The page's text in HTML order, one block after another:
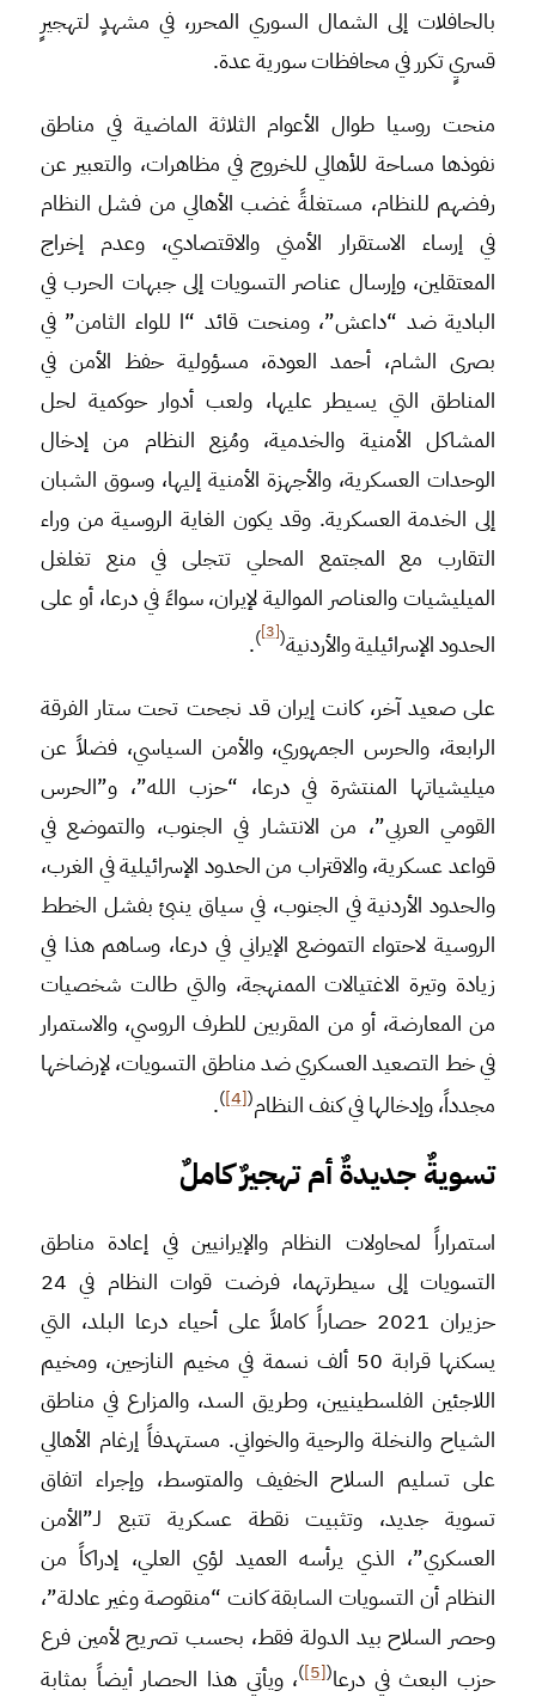
بالحافلات إلى الشمال السوري المحرر، في مشهدٍ لتهجيرٍ
قسريٍ تكرر في محافظات سورية عدة.
منحت روسيا طوال الأعوام الثلاثة الماضية في مناطق
نفوذها مساحة للأهالي للخروج في مظاهرات، والتعبير عن
رفضهم للنظام، مستغلةً غضب الأهالي من فشل النظام
في إرساء الاستقرار الأمني والاقتصادي، وعدم إخراج
المعتقلين، وإرسال عناصر التسويات إلى جبهات الحرب في
البادية ضد “داعش”، ومنحت قائد “ا للواء الثامن” في
بصرى الشام، أحمد العودة، مسؤولية حفظ الأمن في
المناطق التي يسيطر عليها، ولعب أدوار حوكمية لحل
المشاكل الأمنية والخدمية، ومُنِع النظام من إدخال
الوحدات العسكرية، والأجهزة الأمنية إليها، وسوق الشبان
إلى الخدمة العسكرية. وقد يكون الغاية الروسية من وراء
التقارب مع المجتمع المحلي تتجلى في منع تغلغل
الميليشيات والعناصر الموالية لإيران، سواءً في درعا، أو على
الحدود الإسرائيلية والأردنية(
[3]
)
.
على صعيد آخر، كانت إيران قد نجحت تحت ستار الفرقة
الرابعة، والحرس الجمهوري، والأمن السياسي، فضلاً عن
ميليشياتها المنتشرة في درعا، “حزب الله”، و”الحرس
القومي العربي”، من الانتشار في الجنوب، والتموضع في
قواعد عسكرية، والاقتراب من الحدود الإسرائيلية في الغرب،
والحدود الأردنية في الجنوب، في سياق ينبئ بفشل الخطط
الروسية لاحتواء التموضع الإيراني في درعا، وساهم هذا في
زيادة وتيرة الاغتيالات الممنهجة، والتي طالت شخصيات
من المعارضة، أو من المقربين للطرف الروسي، والاستمرار
في خط التصعيد العسكري ضد مناطق التسويات، لإرضاخها
مجدداً، وإدخالها في كنف النظام(
[4]
)
.
تسويةٌ جديدةٌ أم تهجيرٌ كاملٌ
استمراراً لمحاولات النظام والإيرانيين في إعادة مناطق
التسويات إلى سيطرتهما، فرضت قوات النظام في 24
حزيران 2021 حصاراً كاملاً على أحياء درعا البلد، التي
يسكنها قرابة 50 ألف نسمة في مخيم النازحين، ومخيم
اللاجئين الفلسطينيين، وطريق السد، والمزارع في مناطق
الشياح والنخلة والرحية والخواني. مستهدفاً إرغام الأهالي
على تسليم السلاح الخفيف والمتوسط، وإجراء اتفاق
تسوية جديد، وتثبيت نقطة عسكرية تتبع لـ”الأمن
العسكري”، الذي يرأسه العميد لؤي العلي، إدراكاً من
النظام أن التسويات السابقة كانت “منقوصة وغير عادلة”،
وحصر السلاح بيد الدولة فقط، بحسب تصريح لأمين فرع
حزب البعث في درعا(
[5]
)، ويأتي هذا الحصار أيضاً بمثابة